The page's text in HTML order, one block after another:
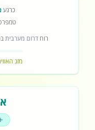
כרגע
רוח דרום מערבית
מזג